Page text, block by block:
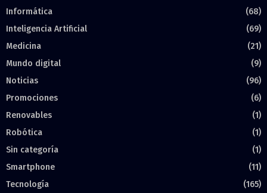
Informática
(68)
Inteligencia Artificial
(69)
Medicina
(21)
Mundo digital
(9)
Noticias
(96)
Promociones
(6)
Renovables
(1)
Robótica
(1)
Sin categoría
(1)
Smartphone
(11)
Tecnología
(165)